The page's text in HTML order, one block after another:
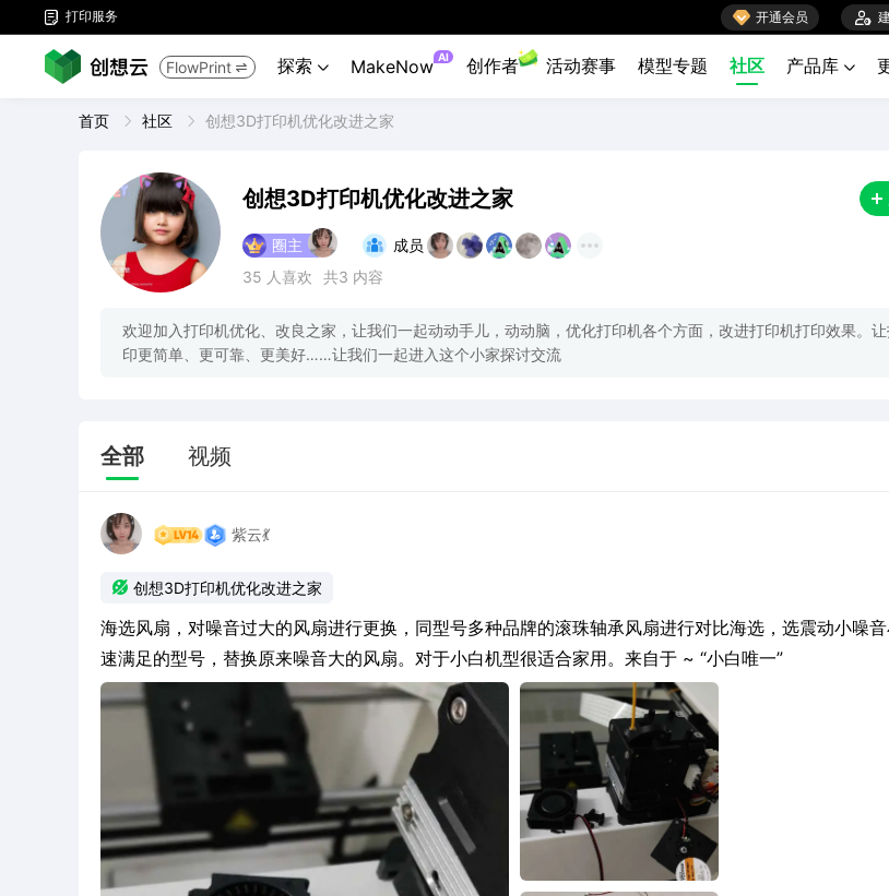
 打印服务  开通会员 
FlowPrint  探索  MakeNow AI 创作者 活动赛事 模型专题 社区 产品库 
首页 社区 创想3D打印机优化改进之家
创想3D打印机优化改进之家
圈主
成员
35 人喜欢 共3 内容
欢迎加入打印机优化、改良之家，让我们一起动动手儿，动动脑，优化打印机各个方面，改进打印机打印效果。
印更简单、更可靠、更美好……让我们一起进入这个小家探讨交流
全部 视频
紫云💃
 创想3D打印机优化改进之家
海选风扇，对噪音过大的风扇进行更换，同型号多种品牌的滚珠轴承风扇进行对比海选，选震动小噪
速满足的型号，替换原来噪音大的风扇。对于小白机型很适合家用。来自于 ~ “小白唯一”
1